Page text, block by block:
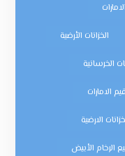
الخزانات الأرضية
الخرسانية
الامارات
الارضية
الرخام الأبيض